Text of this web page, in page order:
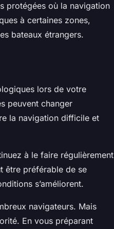
protégées où la navigation
à certaines zones,
bateaux étrangers.
lors de votre
peuvent changer
la navigation difficile et
à le faire régulièrement
être préférable de se
s’améliorent.
navigateurs. Mais
En vous préparant